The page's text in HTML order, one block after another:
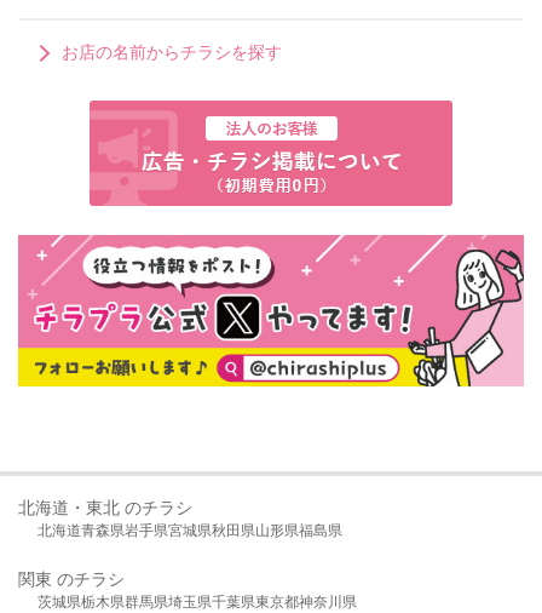
お店の名前からチラシを探す
北海道・東北 のチラシ
北海道青森県岩手県宮城県秋田県山形県福島県
関東 のチラシ
茨城県栃木県群馬県埼玉県千葉県東京都神奈川県